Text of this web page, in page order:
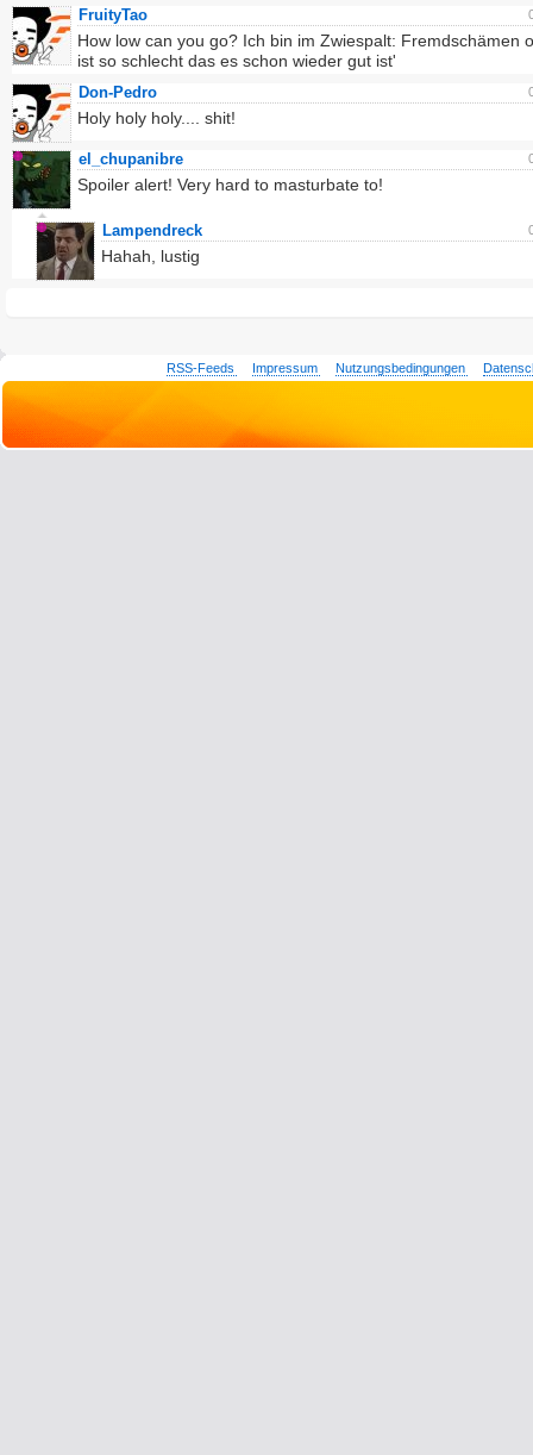
FruityTao
How low can you go? Ich bin im Zwiespalt: Fremdschämen
ist so schlecht das es schon wieder gut ist'
Don-Pedro
Holy holy holy.... shit!
el_chupanibre
Spoiler alert! Very hard to masturbate to!
Lampendreck
Hahah, lustig
RSS-Feeds Impressum Nutzungsbedingungen